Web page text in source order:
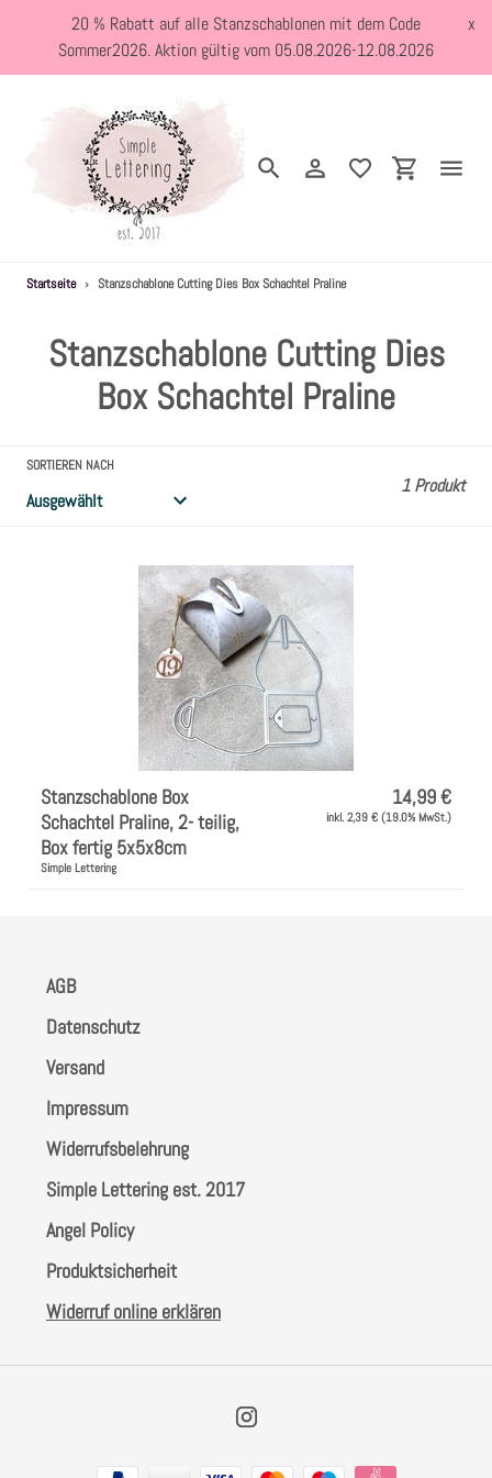
Inhalt
20 % Rabatt auf alle Stanzschablonen mit dem Code
Sommer2026. Aktion gültig vom 05.08.2026-12.08.2026
x
SuchenEinloggen
Neuheiten
Kreativblog
Stanzschablonen
Stempelkissen
Embossing Pulver WOW
Kartendeko Embellishments
Präge-, Universal- Maskierschablonen
Papiere
Siegelwachs /Papierschöpfen
Farben
Zubehör
Maritim/Sommer
Startseite › Stanzschablone Cutting Dies Box Schachtel Praline
S
m
l
Stanzschablone Cutting Dies
Box Schachtel Praline
SORTIEREN NACH
1 Produkt
Stanzschablone Box
Schachtel Praline, 2- teilig,
Box fertig 5x5x8cm
Simple Lettering
14,99 €
inkl. 2,39 € (19.0% MwSt.)
AGB
Datenschutz
Versand
Impressum
Widerrufsbelehrung
Simple Lettering est. 2017
Angel Policy
Produktsicherheit
Widerruf online erklären